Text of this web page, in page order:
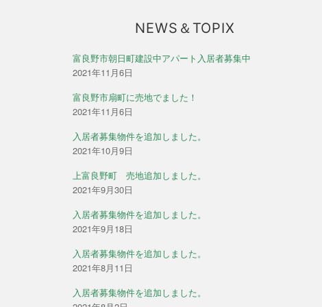
NEWS＆TOPIX
富良野市朝日町建設中アパート入居者募集中
2021年11月6日
富良野市扇町に売地でました！
2021年11月6日
入居者募集物件を追加しました。
2021年10月9日
上富良野町 売地追加しました。
2021年9月30日
入居者募集物件を追加しました。
2021年9月18日
入居者募集物件を追加しました。
2021年8月11日
入居者募集物件を追加しました。